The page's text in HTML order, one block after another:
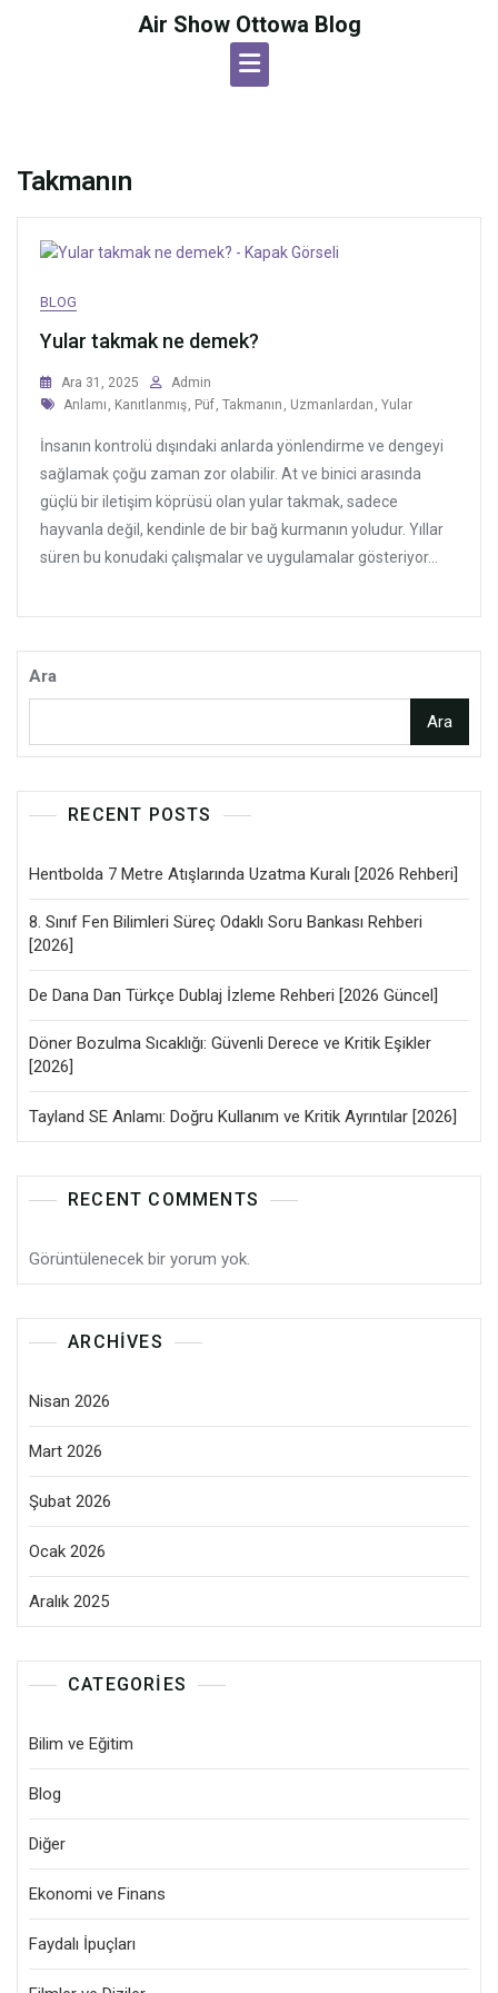
Air Show Ottowa Blog
Takmanın
BLOG
Yular takmak ne demek?
Ara 31, 2025
Admin
Tags
Anlamı , Kanıtlanmış, Püf, Takmanın , Uzmanlardan , Yular
İnsanın kontrolü dışındaki anlarda yönlendirme ve dengeyi
sağlamak çoğu zaman zor olabilir. At ve binici arasında
güçlü bir iletişim köprüsü olan yular takmak, sadece
hayvanla değil, kendinle de bir bağ kurmanın yoludur. Yıllar
süren bu konudaki çalışmalar ve uygulamalar gösteriyor...
Ara
Ara
RECENT POSTS
Hentbolda 7 Metre Atışlarında Uzatma Kuralı [2026 Rehberi]
8. Sınıf Fen Bilimleri Süreç Odaklı Soru Bankası Rehberi
[2026]
De Dana Dan Türkçe Dublaj İzleme Rehberi [2026 Güncel]
Döner Bozulma Sıcaklığı: Güvenli Derece ve Kritik Eşikler
[2026]
Tayland SE Anlamı: Doğru Kullanım ve Kritik Ayrıntılar [2026]
RECENT COMMENTS
Görüntülenecek bir yorum yok.
ARCHIVES
Nisan 2026
Mart 2026
Şubat 2026
Ocak 2026
Aralık 2025
CATEGORIES
Bilim ve Eğitim
Blog
Diğer
Ekonomi ve Finans
Faydalı İpuçları